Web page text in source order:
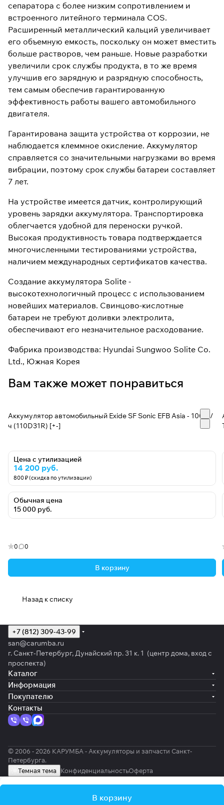
сепаратора с более низким сопротивлением и
встроенного литейного терминала COS.
Расширенный металлический кальций увеличивает
его объемную емкость, поскольку он может вместить
больше растворов, чем раньше. Новые разработки
увеличили срок службы продукта, в то же время
улучшив его зарядную и разрядную способность,
тем самым обеспечив гарантированную
эффективность работы вашего автомобильного
двигателя.
Гарантирована защита устройства от коррозии, не
наблюдается клеммное окисление. Аккумулятор
справляется со значительными нагрузками во время
вибрации, поэтому срок службы батареи составляет
7 лет.
На устройстве имеется датчик, контролирующий
уровень зарядки аккумулятора. Транспортировка
облегчается удобной для переноски ручкой.
Высокая продуктивность товара подтверждается
многочисленными тестированиями устройства,
наличием международных сертификатов качества.
Создание аккумулятора Solite -
высокотехнологичный процесс с использованием
новейших материалов. Свинцово-кислотные
батареи не требуют доливки электролита,
обеспечивают его незначительное расходование.
Фабрика производства: Hyundai Sungwoo Solite Co.
Ltd., Южная Корея
Вам также может понравиться
Аккумулятор автомобильный Exide SF Sonic EFB Asia - 100 А/
ч (110D31R) [+-]
Цена с утилизацией
14 200 руб.
800 ₽ (скидка по утилизации)
Обычная цена
15 000 руб.
0 0
В корзину
Назад к списку
В корзину
+7 (812) 309-43-99
san@carumba.ru
г. Санкт-Петербург, Дунайский пр. 31 к. 1 (центр дома, вход с
проспекта)
Каталог
Информация
Покупателю
Контакты
© 2006 - 2026 КАРУМБА - Аккумуляторы и запчасти Санкт-
Петербурга.
Темная тема КонфиденциальностьОферта